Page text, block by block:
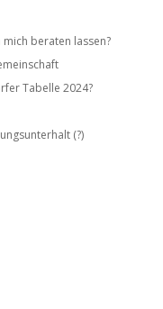
beraten lassen?
Tabelle 2024?
(?)